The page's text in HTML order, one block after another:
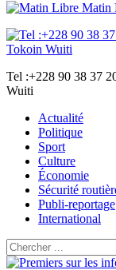
Matin
Tel :+228 90 38 37
Wuiti
Actualité
Politique
Sport
Culture
Économie
Sécurité
Publi-reportage
International